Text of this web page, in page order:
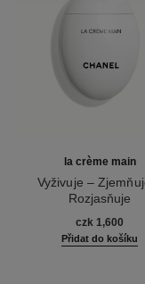
la crème main
Vyživuje –
Rozjasňuje
czk 1,600
Přidat do košíku